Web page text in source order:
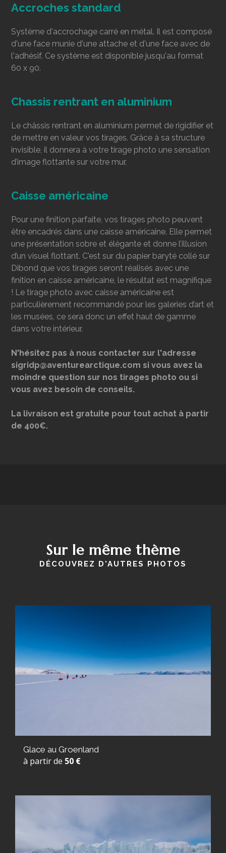
Accroches standard
Système d'accrochage carré en métal. Il est composé
d'une face munie d'une attache et d'une face avec de
l'adhésif. Ce système est disponible jusqu'au format
60 x 90.
Chassis rentrant en aluminium
Le châssis rentrant en aluminium permet de rigidifier et
de mettre en valeur vos tirages. Grâce à sa structure
invisible, il donnera à votre tirage photo une sensation
d’image flottante sur votre mur.
Caisse américaine
Pour une finition parfaite, vos tirages photo peuvent
être encadrés dans une caisse américaine. Elle permet
une présentation sobre et élégante et donne l’illusion
d’un visuel flottant. C'est sur du papier baryté collé sur
Dibond que vos tirages seront réalisés avec une
finition en caisse américaine, le résultat est magnifique
! Le tirage photo avec caisse américaine est
particulièrement recommandé pour les galeries d’art et
les musées, ce sera donc un effet haut de gamme
dans votre intérieur.
N'hésitez pas à nous contacter sur l'adresse
sigridp@aventurearctique.com si vous avez la
moindre question sur nos tirages photo ou si
vous avez besoin de conseils.
La livraison est gratuite pour tout achat à partir
de 400€.
Sur le même thème
DÉCOUVREZ D'AUTRES PHOTOS
Glace au Groenland
à partir de 50 €